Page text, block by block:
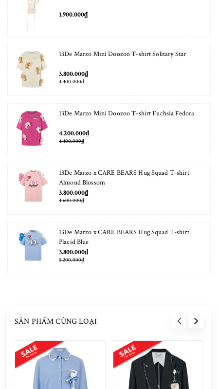
1.900.000₫
13De Marzo Mini Doozoo T-shirt Solitary Star
3.800.000₫
4.400.000₫
13De Marzo Mini Doozoo T-shirt Fuchsia Fedora
4.200.000₫
4.400.000₫
13De Marzo x CARE BEARS Hug Squad T-shirt
Almond Blossom
3.800.000₫
4.600.000₫
13De Marzo x CARE BEARS Hug Squad T-shirt
Placid Blue
3.800.000₫
5.200.000₫
SẢN PHẨM CÙNG LOẠI